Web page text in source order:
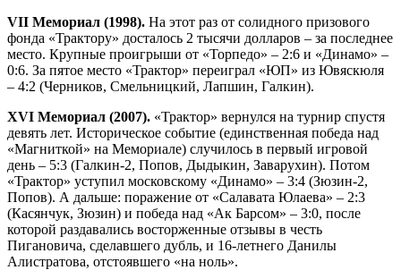
VII Мемориал (1998). На этот раз от солидного призового
фонда «Трактору» досталось 2 тысячи долларов – за последнее
место. Крупные проигрыши от «Торпедо» – 2:6 и «Динамо» –
0:6. За пятое место «Трактор» переиграл «ЮП» из Ювяскюля
– 4:2 (Черников, Смельницкий, Лапшин, Галкин).
XVI Мемориал (2007). «Трактор» вернулся на турнир спустя
девять лет. Историческое событие (единственная победа над
«Магниткой» на Мемориале) случилось в первый игровой
день – 5:3 (Галкин-2, Попов, Дыдыкин, Заварухин). Потом
«Трактор» уступил московскому «Динамо» – 3:4 (Зюзин-2,
Попов). А дальше: поражение от «Салавата Юлаева» – 2:3
(Касянчук, Зюзин) и победа над «Ак Барсом» – 3:0, после
которой раздавались восторженные отзывы в честь
Пигановича, сделавшего дубль, и 16-летнего Данилы
Алистратова, отстоявшего «на ноль».